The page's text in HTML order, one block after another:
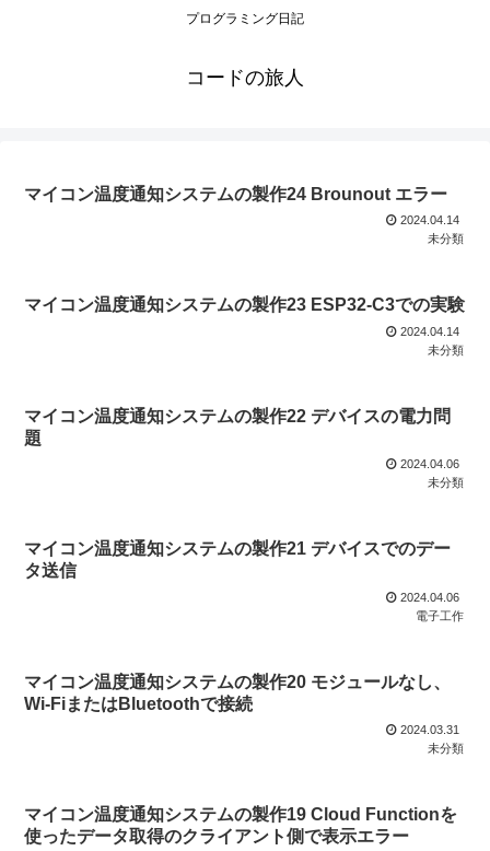
プログラミング日記
コードの旅人
マイコン温度通知システムの製作24 Brounout エラー
2024.04.14
未分類
マイコン温度通知システムの製作23 ESP32-C3での実験
2024.04.14
未分類
マイコン温度通知システムの製作22 デバイスの電力問
題
2024.04.06
未分類
マイコン温度通知システムの製作21 デバイスでのデー
タ送信
2024.04.06
電子工作
マイコン温度通知システムの製作20 モジュールなし、
Wi-FiまたはBluetoothで接続
2024.03.31
未分類
マイコン温度通知システムの製作19 Cloud Functionを
使ったデータ取得のクライアント側で表示エラー